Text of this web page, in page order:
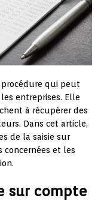
procédure qui peut
entreprises. Elle
à récupérer des
Dans cet article,
de la saisie sur
concernées et les
sur compte